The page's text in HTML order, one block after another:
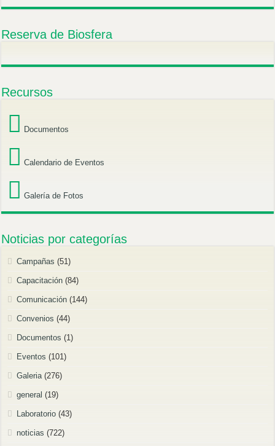
Reserva de Biosfera
Recursos
Documentos
Calendario de Eventos
Galería de Fotos
Noticias por categorías
Campañas (51)
Capacitación (84)
Comunicación (144)
Convenios (44)
Documentos (1)
Eventos (101)
Galeria (276)
general (19)
Laboratorio (43)
noticias (722)